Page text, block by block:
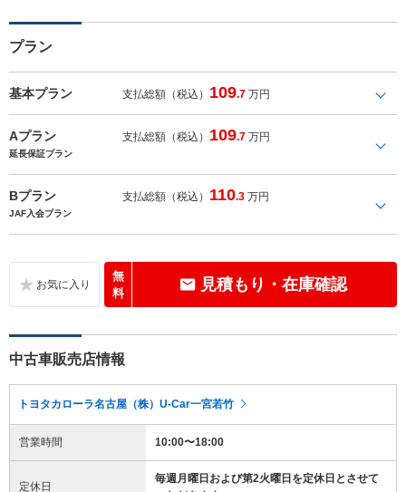
プラン
基本プラン 支払総額（税込） 109.7 万円
Aプラン 支払総額（税込） 109.7 万円
延長保証プラン
Bプラン 支払総額（税込） 110.3 万円
JAF入会プラン
無
料
見積もり・在庫確認
中古車販売店情報
トヨタカローラ名古屋（株）U-Car一宮若竹
営業時間 10:00〜18:00
定休日
毎週月曜日および第2火曜日を定休日とさせて